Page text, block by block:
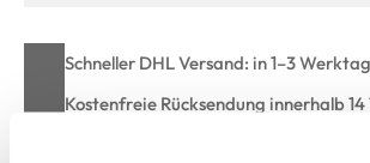
Schneller DHL Versand: in 1–3
Kostenfreie Rücksendung innerhalb 14
Kostenlose Filiallieferung in Ihre